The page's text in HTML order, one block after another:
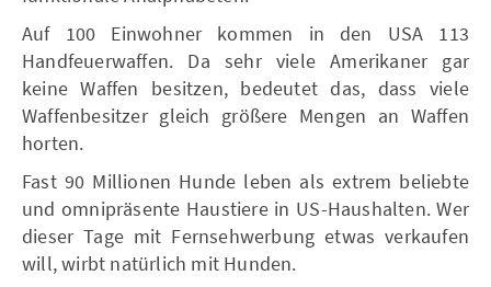
Auf 100 Einwohner kommen in den USA 113
Handfeuerwaffen. Da sehr viele Amerikaner gar
keine Waffen besitzen, bedeutet das, dass viele
Waffenbesitzer gleich größere Mengen an Waffen
horten.
Fast 90 Millionen Hunde leben als extrem beliebte
und omnipräsente Haustiere in US-Haushalten. Wer
dieser Tage mit Fernsehwerbung etwas verkaufen
will, wirbt natürlich mit Hunden.